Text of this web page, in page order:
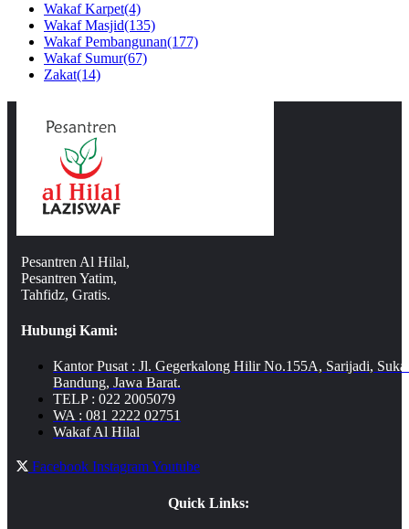
Wakaf Karpet(4)
Wakaf Masjid(135)
Wakaf Pembangunan(177)
Wakaf Sumur(67)
Zakat(14)
Pesantren Al Hilal,
Pesantren Yatim,
Tahfidz, Gratis.
Hubungi Kami:
Kantor Pusat : Jl. Gegerkalong Hilir No.155A, Sarijadi,
Bandung, Jawa Barat.
TELP : 022 2005079
WA : 081 2222 02751
Wakaf Al Hilal
Facebook InstagramYoutube
Quick Links: